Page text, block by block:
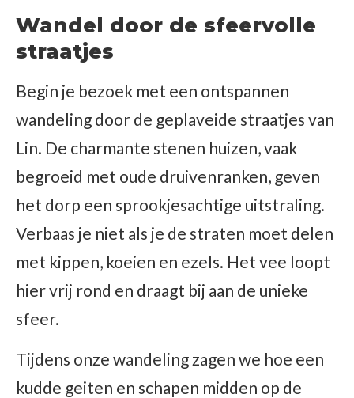
Wandel door de sfeervolle
straatjes
Begin je bezoek met een ontspannen
wandeling door de geplaveide straatjes van
Lin. De charmante stenen huizen, vaak
begroeid met oude druivenranken, geven
het dorp een sprookjesachtige uitstraling.
Verbaas je niet als je de straten moet delen
met kippen, koeien en ezels. Het vee loopt
hier vrij rond en draagt bij aan de unieke
sfeer.
Tijdens onze wandeling zagen we hoe een
kudde geiten en schapen midden op de